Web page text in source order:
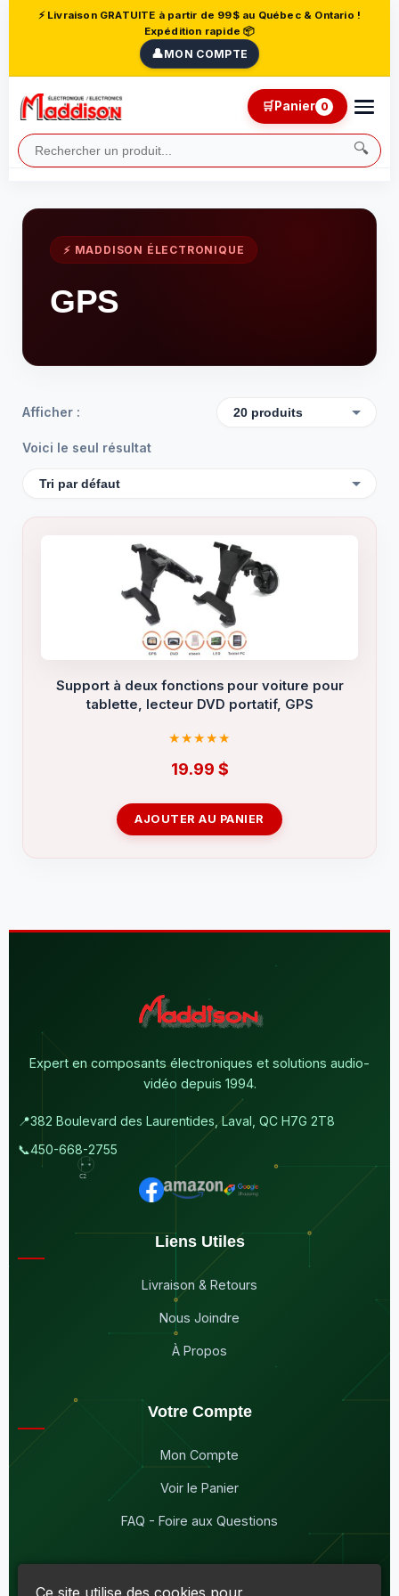
⚡ Livraison GRATUITE à partir de 99$ au Québec & Ontario !
Expédition rapide 📦
👤MON COMPTE
🔍
🛒Panier 0
⚡ MADDISON ÉLECTRONIQUE
GPS
Afficher :
Voici le seul résultat
Support à deux fonctions pour voiture pour
tablette, lecteur DVD portatif, GPS
19.99 $
AJOUTER AU PANIER
Expert en composants électroniques et solutions audio-
vidéo depuis 1994.
📍382 Boulevard des Laurentides, Laval, QC H7G 2T8
📞450-668-2755
Liens Utiles
Livraison & Retours
Nous Joindre
À Propos
Votre Compte
Mon Compte
Voir le Panier
FAQ - Foire aux Questions
Ce site utilise des cookies pour